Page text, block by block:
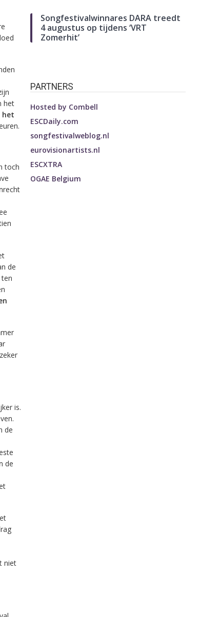
het
het
toch
de
is.
de
de
niet
Songfestivalwinnares DARA treedt
4 augustus op tijdens ‘VRT
Zomerhit’
PARTNERS
Hosted by Combell
ESCDaily.com
songfestivalweblog.nl
eurovisionartists.nl
ESCXTRA
OGAE Belgium